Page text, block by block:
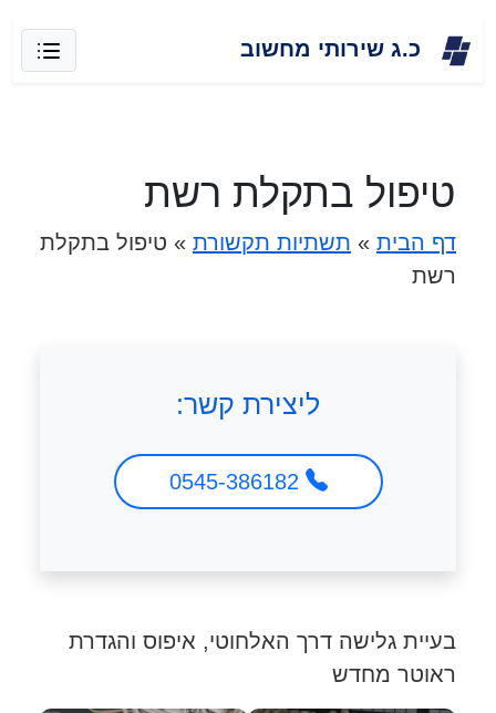
כ.ג שירותי מחשוב
טיפול בתקלת רשת
דף הבית » תשתיות תקשורת » טיפול בתקלת
רשת
ליצירת קשר:
בעיית גלישה דרך האלחוטי, איפוס והגדרת
ראוטר מחדש